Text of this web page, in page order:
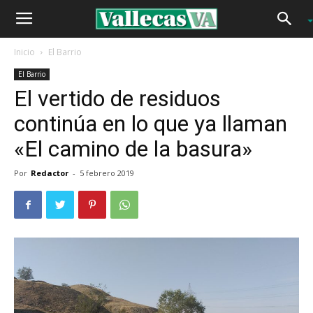
Inicio El Barrio
El Barrio
El vertido de residuos
continúa en lo que ya llaman
«El camino de la basura»
Por Redactor - 5 febrero 2019